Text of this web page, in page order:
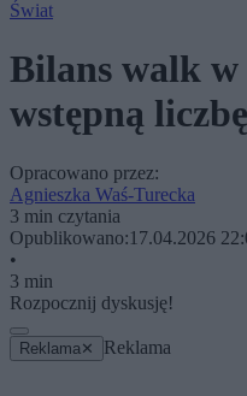
Świat
Bilans walk
wstępną
Opracowano przez:
Agnieszka Waś-Turecka
3 min czytania
Opublikowano:17.04.2026
•
3 min
Rozpocznij dyskusję!
Reklama ✕ Reklama